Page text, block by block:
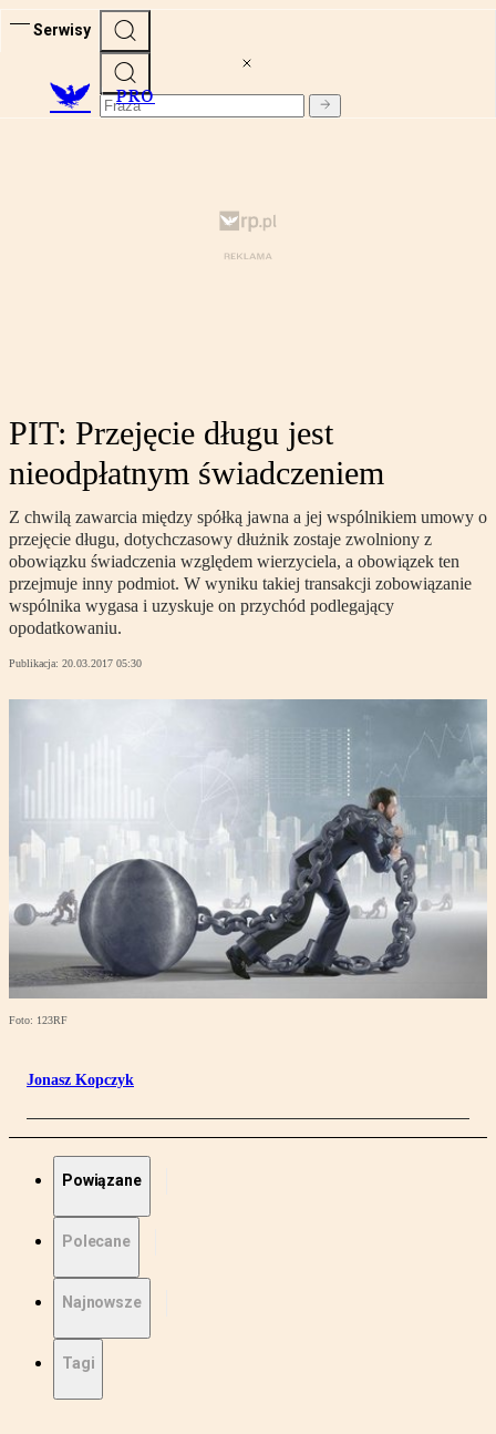
Serwisy
PRO
PIT: Przejęcie długu jest
nieodpłatnym świadczeniem
Z chwilą zawarcia między spółką jawna a jej wspólnikiem umowy o
przejęcie długu, dotychczasowy dłużnik zostaje zwolniony z
obowiązku świadczenia względem wierzyciela, a obowiązek ten
przejmuje inny podmiot. W wyniku takiej transakcji zobowiązanie
wspólnika wygasa i uzyskuje on przychód podlegający
opodatkowaniu.
Publikacja: 20.03.2017 05:30
Foto: 123RF
Jonasz Kopczyk
Powiązane
Polecane
Najnowsze
Tagi